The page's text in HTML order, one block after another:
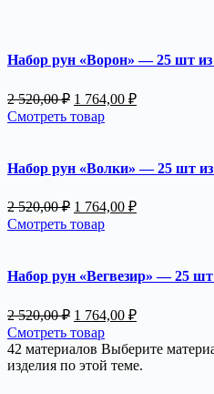
Набор рун «Ворон» — 25 шт из
2 520,00₽ Первоначальная
цена
составляла
520,00 ₽.
1 764,00 ₽Текущая
Смотреть товар
Набор рун «Волки» — 25 шт из
2 520,00₽ Первоначальная
цена
составляла
520,00 ₽.
1 764,00 ₽Текущая
Смотреть товар
Набор рун «Вегвезир» — 25 шт
2 520,00₽ Первоначальная
цена
составляла
2
1 764,00 ₽Текущая
1
764,00 ₽.
Смотреть товар
42 материалов Выберите
изделия по этой теме.